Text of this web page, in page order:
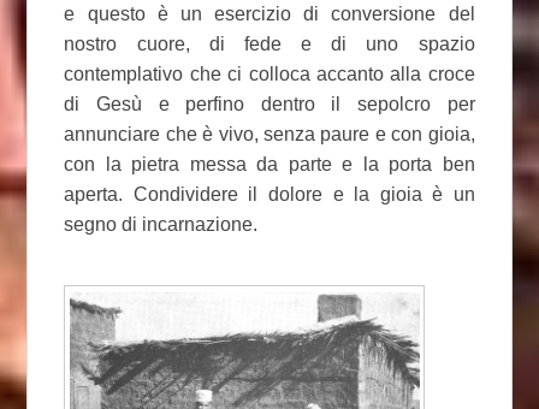
e questo è un esercizio di conversione del
nostro cuore, di fede e di uno spazio
contemplativo che ci colloca accanto alla croce
di Gesù e perfino dentro il sepolcro per
annunciare che è vivo, senza paure e con gioia,
con la pietra messa da parte e la porta ben
aperta. Condividere il dolore e la gioia è un
segno di incarnazione.